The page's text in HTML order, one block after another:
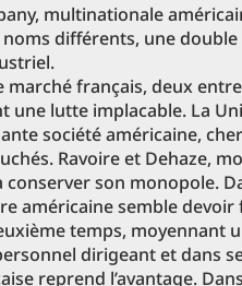
multinationale
différents, une double
marché français, deux
une lutte implacable. La
société américaine,
Ravoire et Dehaze,
conserver son monopole.
américaine semble
temps, moyennant
dirigeant et dans
reprend l’avantage.